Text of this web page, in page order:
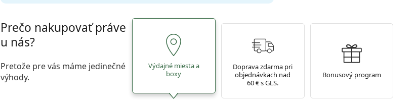
Prečo nakupovať práve
u nás?
Pretože pre vás máme jedinečné
výhody.
Výdajné miesta a
boxy
Doprava zdarma pri
objednávkach nad
60 € s GLS.
Bonusový program